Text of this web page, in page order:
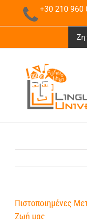
περιεχόμενο
+30 210 960
Πιστοποιημένες
Ζωή μας